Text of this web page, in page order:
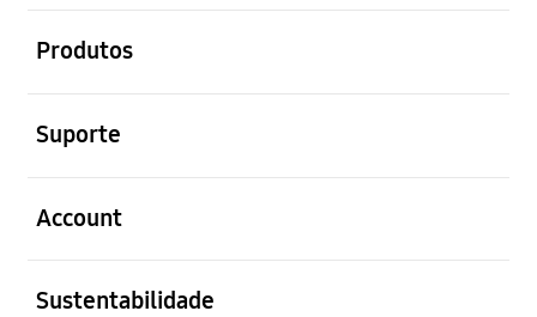
Produtos
Suporte
Account
Sustentabilidade